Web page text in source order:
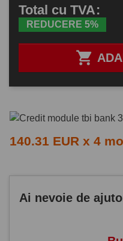

Total cu TVA:
REDUCERE 5%
140.31 EUR x 4
Ai nevoie de